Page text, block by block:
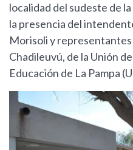
localidad del sudeste de
la presencia del
Morisoli y representantes
Chadileuvú, de la Unión
Educación de La Pampa